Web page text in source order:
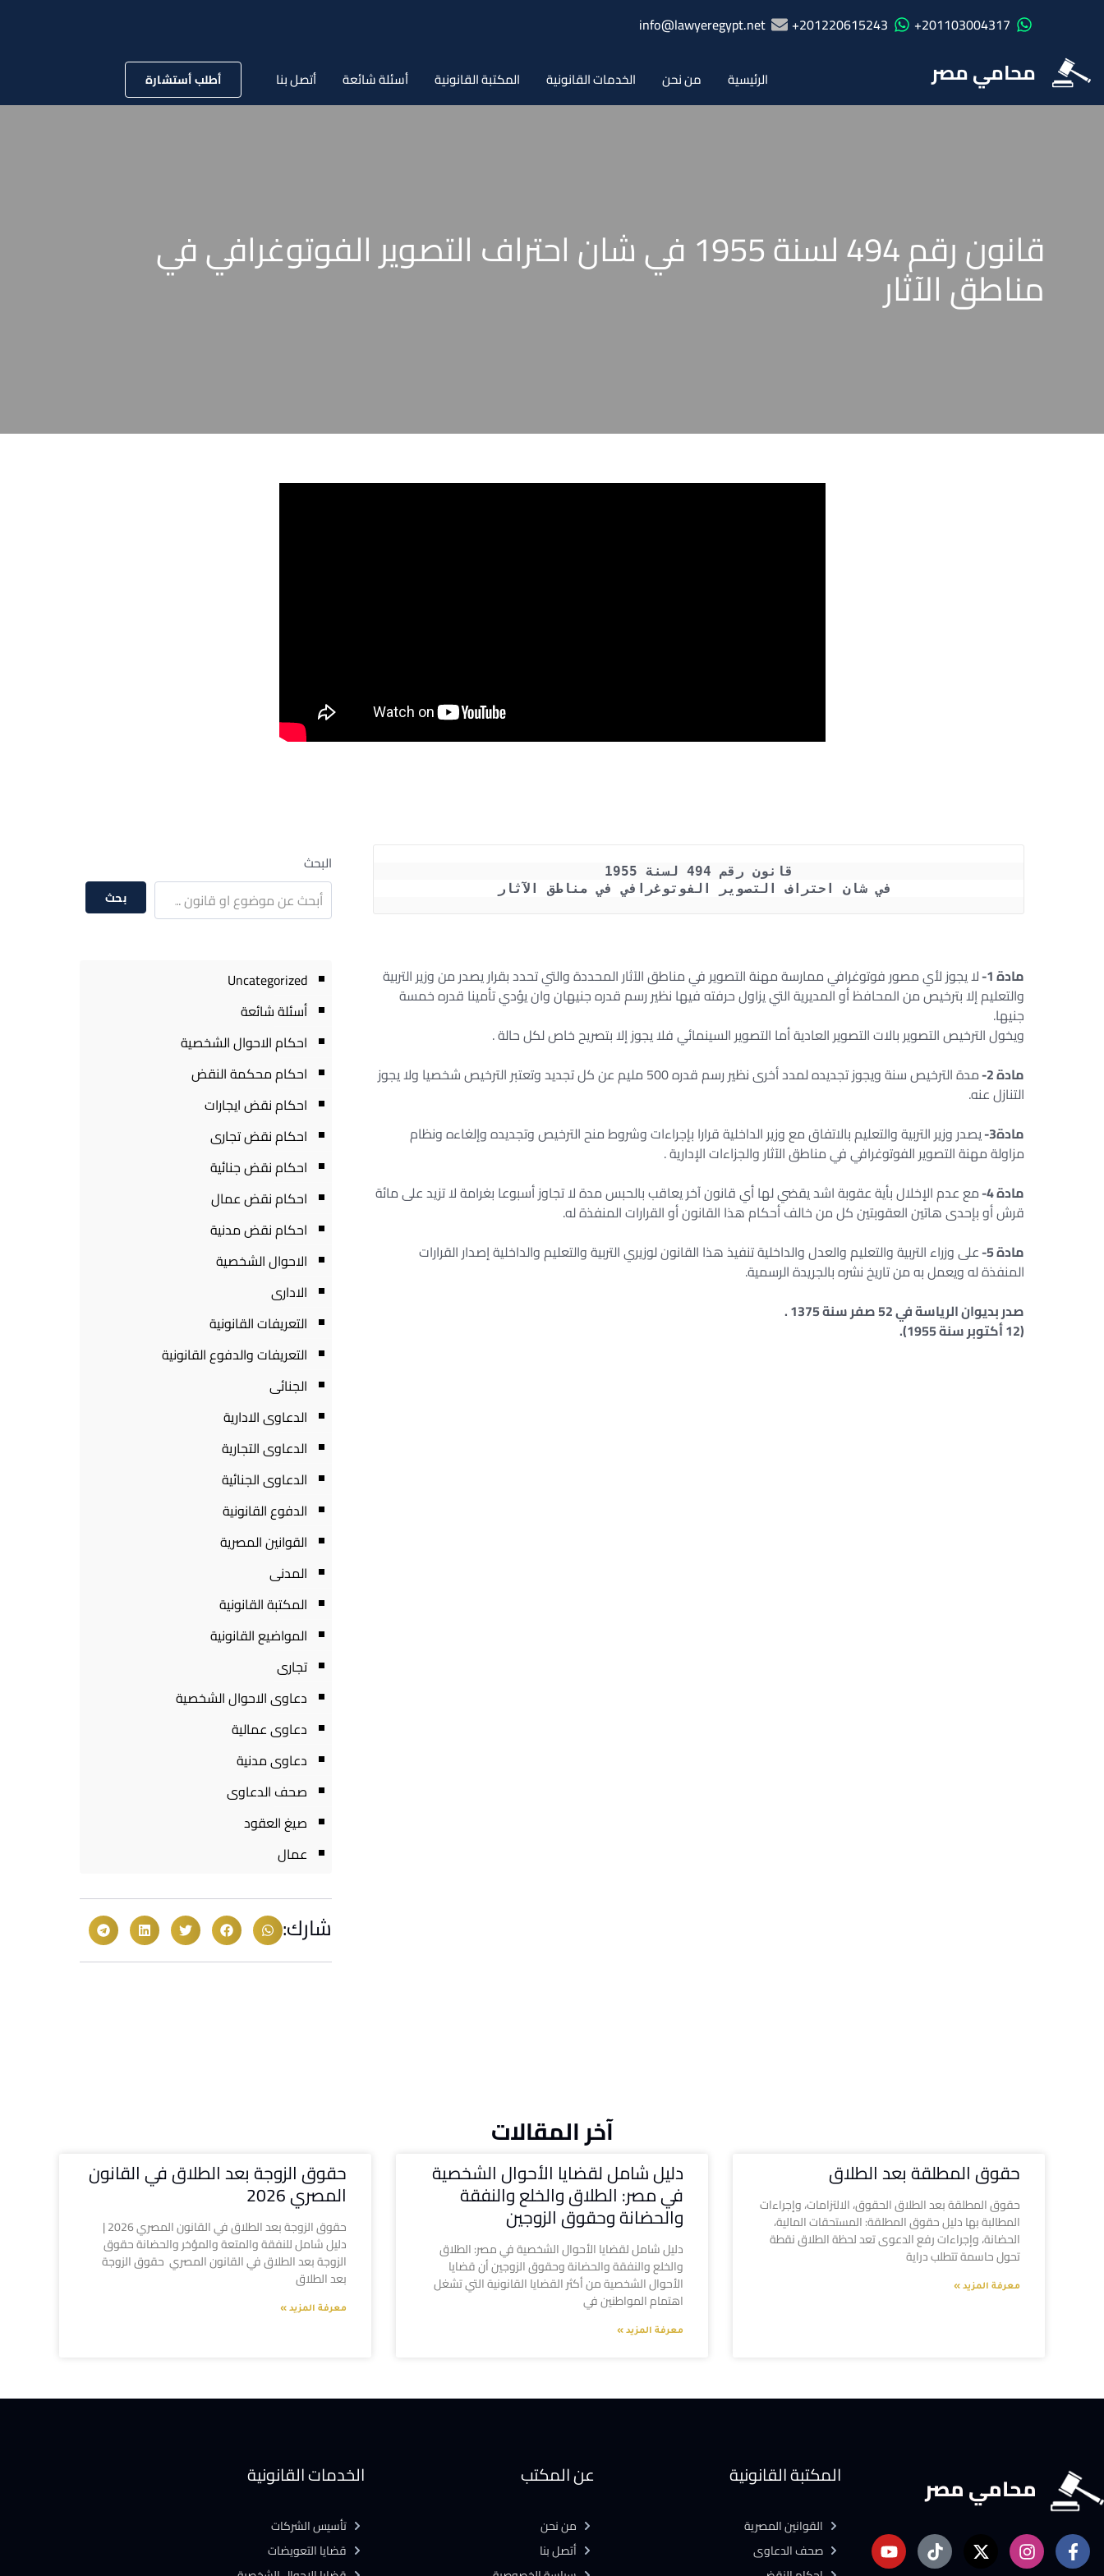
201103004317+
201220615243+
info@lawyeregypt.net
محامي مصر الرئيسية من نحن الخدمات القانونية المكتبة القانونية أسئلة شائعة أتصل بنا أطلب أستشارة
قانون رقم 494 لسنة 1955 في شان احتراف التصوير الفوتوغرافي في
مناطق الآثار
قانون رقم 494 لسنة 1955
مادة 1-
لا يجوز لأي مصور فوتوغرافي ممارسة مهنة التصوير في مناطق الآثار المحددة والتي تحدد بقرار يصدر من وزير التربية
والتعليم إلا بترخيص من المحافظ أو المديرية التي يزاول حرفته فيها نظير رسم قدره جنيهان وان يؤدي تأمينا قدره خمسة
جنيها.
ويخول الترخيص التصوير بالات التصوير العادية أما التصوير السينمائي فلا يجوز إلا بتصريح خاص لكل حالة .
مادة 2-
مدة الترخيص سنة ويجوز تجديده لمدد أخرى نظير رسم قدره 500 مليم عن كل تجديد وتعتبر الترخيص شخصيا ولا يجوز
التنازل عنه.
مادة3- يصدر وزير التربية والتعليم بالاتفاق مع وزير الداخلية قرارا بإجراءات وشروط منح الترخيص وتجديده وإلغاءه ونظام
مزاولة مهنة التصوير الفوتوغرافي في مناطق الآثار والجزاءات الإدارية .
مادة 4-
مع عدم الإخلال بأية عقوبة اشد يقضي لها أي قانون آخر يعاقب بالحبس مدة لا تجاوز أسبوعا بغرامة لا تزيد على مائة
قرش أو بإحدى هاتين العقوبتين كل من خالف أحكام هذا القانون أو القرارات المنفذة له.
مادة 5-
على وزراء التربية والتعليم والعدل والداخلية تنفيذ هذا القانون لوزيري التربية والتعليم والداخلية إصدار القرارات
المنفذة له ويعمل به من تاريخ نشره بالجريدة الرسمية.
صدر بديوان الرياسة في 52 صفر سنة 1375 .
(12 أكتوبر سنة 1955).
البحث
بحث
Uncategorized
أسئلة شائعة
احكام الاحوال الشخصية
احكام محكمة النقض
احكام نقض ايجارات
احكام نقض تجارى
احكام نقض جنائية
احكام نقض عمال
احكام نقض مدنية
الاحوال الشخصية
الادارى
التعريفات القانونية
التعريفات والدفوع القانونية
الجنائى
الدعاوى الادارية
الدعاوى التجارية
الدعاوى الجنائية
الدفوع القانونية
القوانين المصرية
المدنى
المكتبة القانونية
المواضيع القانونية
تجارى
دعاوى الاحوال الشخصية
دعاوى عمالية
دعاوى مدنية
صحف الدعاوى
صيغ العقود
عمال
شارك:
آخر المقالات
حقوق المطلقة بعد الطلاق
حقوق المطلقة بعد الطلاق الحقوق، الالتزامات، وإجراءات
المطالبة بها دليل حقوق المطلقة: المستحقات المالية،
الحضانة، وإجراءات رفع الدعوى تعد لحظة الطلاق نقطة
تحول حاسمة تتطلب دراية
معرفة المزيد »
دليل شامل لقضايا الأحوال الشخصية
في مصر: الطلاق والخلع والنفقة
والحضانة وحقوق الزوجين
دليل شامل لقضايا الأحوال الشخصية في مصر: الطلاق
والخلع والنفقة والحضانة وحقوق الزوجين أن قضايا
الأحوال الشخصية من أكثر القضايا القانونية التي تشغل
اهتمام المواطنين في
معرفة المزيد »
حقوق الزوجة بعد الطلاق في القانون
المصري 2026
حقوق الزوجة بعد الطلاق في القانون المصري 2026 |
دليل شامل للنفقة والمتعة والمؤخر والحضانة حقوق
الزوجة بعد الطلاق في القانون المصري حقوق الزوجة
بعد الطلاق
معرفة المزيد »
محامي مصر المكتبة القانونية
القوانين المصرية
صحف الدعاوى
عن المكتب
من نحن
أتصل بنا
الخدمات القانونية
تأسيس الشركات
قضايا التعويضات